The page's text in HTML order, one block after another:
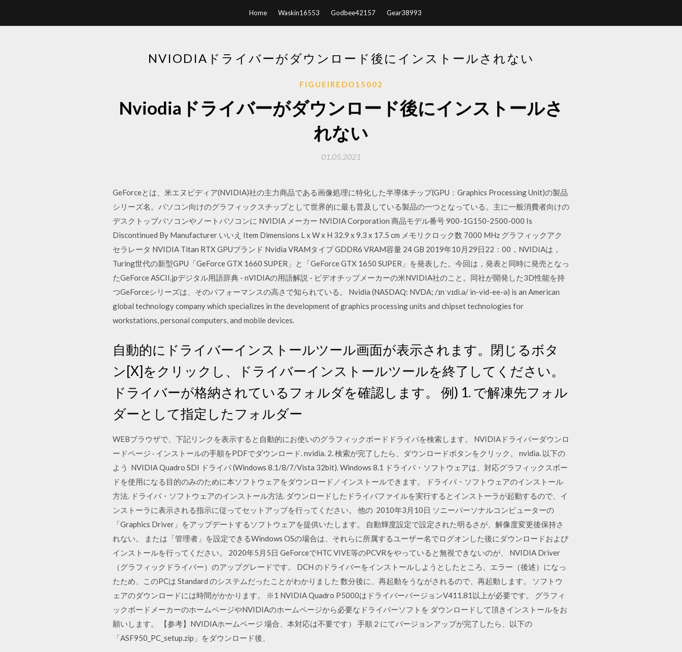
Home Waskin16553 Godbee42157 Gear38993
NVIODIAドライバーがダウンロード後にインストールされない
FIGUEIREDO15002
Nviodiaドライバーがダウンロード後にインストールさ
れない
01.05.2021
GeForceとは、米エヌビディア(NVIDIA)社の主力商品である画像処理に特化した半導体チップ(GPU：Graphics Processing Unit)の製品
シリーズ名。パソコン向けのグラフィックスチップとして世界的に最も普及している製品の一つとなっている。主に一般消費者向けの
デスクトップパソコンやノートパソコンに NVIDIA メーカー NVIDIA Corporation 商品モデル番号 900-1G150-2500-000 Is
Discontinued By Manufacturer いいえ Item Dimensions L x W x H 32.9 x 9.3 x 17.5 cm メモリクロック数 7000 MHz グラフィックアク
セラレータ NVIDIA Titan RTX GPUブランド Nvidia VRAMタイプ GDDR6 VRAM容量 24 GB 2019年10月29日22：00，NVIDIAは，
Turing世代の新型GPU「GeForce GTX 1660 SUPER」と「GeForce GTX 1650 SUPER」を発表した。今回は，発表と同時に発売となっ
たGeForce ASCII.jpデジタル用語辞典 - nVIDIAの用語解説 - ビデオチップメーカーの米NVIDIA社のこと。同社が開発した3D性能を持
つGeForceシリーズは、そのパフォーマンスの高さで知られている。 Nvidia (NASDAQ: NVDA; /ɪnˈvɪdi.ə/ in-vid-ee-ə) is an American
global technology company which specializes in the development of graphics processing units and chipset technologies for
workstations, personal computers, and mobile devices.
自動的にドライバーインストールツール画面が表示されます。閉じるボタ
ン[X]をクリックし、ドライバーインストールツールを終了してください。
ドライバーが格納されているフォルダを確認します。 例) 1. で解凍先フォル
ダーとして指定したフォルダー
WEBブラウザで、下記リンクを表示すると自動的にお使いのグラフィックボードドライバを検索します。 NVIDIAドライバーダウンロ
ードページ · インストールの手順をPDFでダウンロード. nvidia. 2. 検索が完了したら、ダウンロードボタンをクリック。 nvidia. 以下の
よう NVIDIA Quadro SDI ドライバ (Windows 8.1/8/7/Vista 32bit). Windows 8.1 ドライバ・ソフトウェアは、対応グラフィックスボー
ドを使用になる目的のみのために本ソフトウェアをダウンロード／インストールできます。 ドライバ・ソフトウェアのインストール
方法. ドライバ・ソフトウェアのインストール方法. ダウンロードしたドライバファイルを実行するとインストーラが起動するので、イ
ンストーラに表示される指示に従ってセットアップを行ってください。 他の 2010年3月10日 ソニーパーソナルコンピューターの
「Graphics Driver」をアップデートするソフトウェアを提供いたします。 自動輝度設定で設定された明るさが、解像度変更後保持さ
れない。 または「管理者」を設定できるWindows OSの場合は、それらに所属するユーザー名でログオンした後にダウンロードおよび
インストールを行ってください。 2020年5月5日 GeForceでHTC VIVE等のPCVRをやっていると無視できないのが、 NVIDIA Driver
（グラフィックドライバー）のアップグレードです。 DCH のドライバーをインストールしようとしたところ、エラー（後述）になっ
たため、このPCは Standard のシステムだったことがわかりました 数分後に、再起動をうながされるので、再起動します。 ソフトウ
ェアのダウンロードには時間がかかります。 ※1 NVIDIA Quadro P5000はドライバーバージョンV411.81以上が必要です。 グラフィ
ックボードメーカーのホームページやNVIDIAのホームページから必要なドライバーソフトを ダウンロードして頂きインストールをお
願いします。 【参考】NVIDIAホームページ 場合、本対応は不要です） 手順２にてバージョンアップが完了したら、以下の
「ASF950_PC_setup.zip」をダウンロード後、